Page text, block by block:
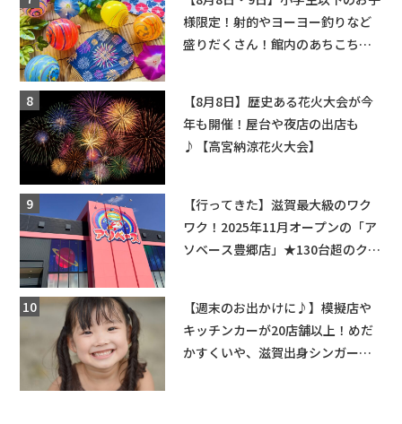
様限定！射的やヨーヨー釣りなど
盛りだくさん！館内のあちこちに
【8月8日】歴史ある花火大会が今
年も開催！屋台や夜店の出店も
♪【高宮納涼花火大会】
【行ってきた】滋賀最大級のワク
ワク！2025年11月オープンの「ア
ソベース豊郷店」★130台超のクレ
【週末のお出かけに♪】模擬店や
キッチンカーが20店舗以上！めだ
かすくいや、滋賀出身シンガーソ